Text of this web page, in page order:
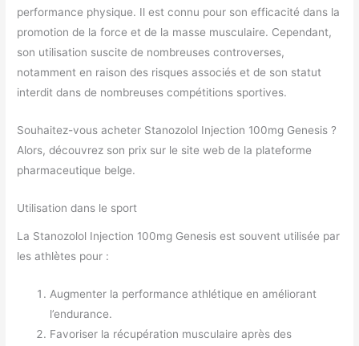
performance physique. Il est connu pour son efficacité dans la
promotion de la force et de la masse musculaire. Cependant,
son utilisation suscite de nombreuses controverses,
notamment en raison des risques associés et de son statut
interdit dans de nombreuses compétitions sportives.
Souhaitez-vous acheter Stanozolol Injection 100mg Genesis ?
Alors, découvrez son prix sur le site web de la plateforme
pharmaceutique belge.
Utilisation dans le sport
La Stanozolol Injection 100mg Genesis est souvent utilisée par
les athlètes pour :
Augmenter la performance athlétique en améliorant
l’endurance.
Favoriser la récupération musculaire après des